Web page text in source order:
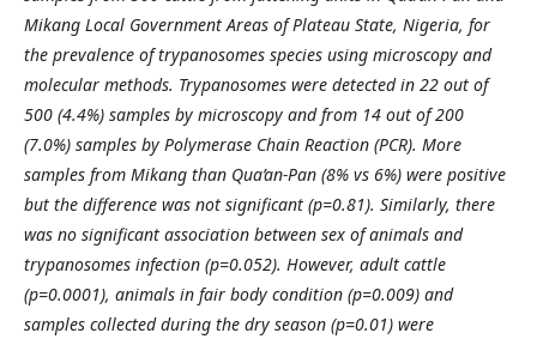
Mikang Local Government Areas of Plateau State, Nigeria, for
the prevalence of trypanosomes species using microscopy and
molecular methods. Trypanosomes were detected in 22 out of
500 (4.4%) samples by microscopy and from 14 out of 200
(7.0%) samples by Polymerase Chain Reaction (PCR). More
samples from Mikang than Qua’an-Pan (8% vs 6%) were positive
but the difference was not significant (p=0.81). Similarly, there
was no significant association between sex of animals and
trypanosomes infection (p=0.052). However, adult cattle
(p=0.0001), animals in fair body condition (p=0.009) and
samples collected during the dry season (p=0.01) were